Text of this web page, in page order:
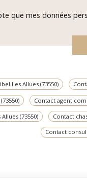
que mes données
Les Allues (73550)
Contact agent
(73550) Contact
Contact